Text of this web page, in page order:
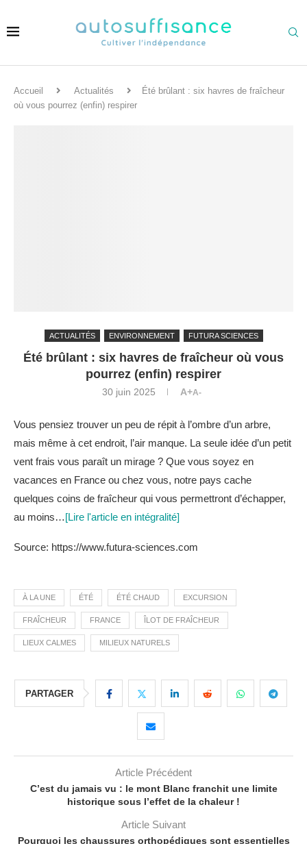
Accueil Actualités
Été brûlant : six havres de fraîcheur
où vous pourrez (enfin) respirer
ACTUALITÉS ENVIRONNEMENT FUTURA SCIENCES
Été brûlant : six havres de fraîcheur où vous
pourrez (enfin) respirer
30 juin 2025 A+A-
Vous pensiez trouver un peu de répit à l’ombre d’un arbre,
mais même à cet endroit, l’air manque. La seule idée d’un petit
vent frais vous paraît un mirage ? Que vous soyez en
vacances en France ou chez vous, notre pays cache
quelques coins de fraîcheur qui vous permettront d’échapper,
au moins…[Lire l'article en intégralité]
Source: https://www.futura-sciences.com
À LA UNE ÉTÉ ÉTÉ CHAUD EXCURSION
FRAÎCHEUR FRANCE ÎLOT DE FRAÎCHEUR
LIEUX CALMES MILIEUX NATURELS
PARTAGER
Article Précédent
C’est du jamais vu : le mont Blanc franchit une limite
historique sous l’effet de la chaleur !
Article Suivant
Pourquoi les chaussures orthopédiques sont essentielles